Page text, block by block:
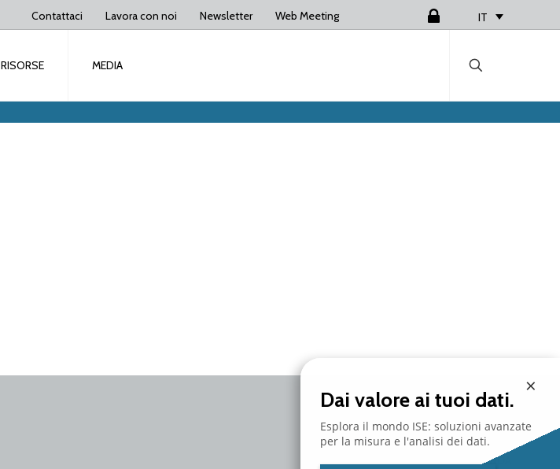
Contattaci Lavora con noi Newsletter Web Meeting IT
RISORSE MEDIA
AZIENDA
×
Dai valore ai tuoi dati.
Esplora il mondo ISE: soluzioni avanzate
per la misura e l'analisi dei dati.